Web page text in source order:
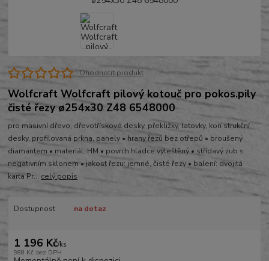
Ohodnotit produkt
Wolfcraft Wolfcraft pilový kotouč pro pokos.pily
čisté řezy ø254x30 Z48 6548000
pro masivní dřevo, dřevotřískové desky, překližky, laťovky, kon strukční
desky, profilovaná prkna, panely • hrany řezů bez otřepů • broušený
diamantem • materiál: HM • povrch hladce vyleštěný • střídavý zub s
negativním sklonem • jakost řezu: jemné, čisté řezy • balení: dvojitá
karta Pr... celý popis
Dostupnost na dotaz
1 196 Kč/ks
988 Kč bez DPH